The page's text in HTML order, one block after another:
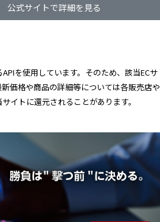
公式サイトで詳細を見る
を使用しています。そのため、該当ECサ
価格や商品の詳細等については各販売店や
イトに還元されることがあります。